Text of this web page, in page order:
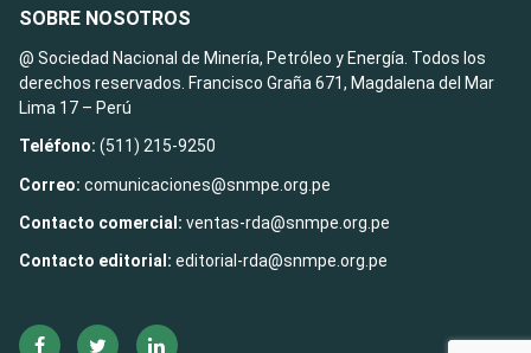
SOBRE NOSOTROS
@ Sociedad Nacional de Minería, Petróleo y Energía. Todos los
derechos reservados. Francisco Graña 671, Magdalena del Mar
Lima 17 – Perú
Teléfono: (511) 215-9250
Correo: comunicaciones@snmpe.org.pe
Contacto comercial: ventas-rda@snmpe.org.pe
Contacto editorial: editorial-rda@snmpe.org.pe